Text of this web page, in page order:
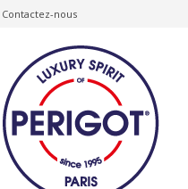
Contactez-nous